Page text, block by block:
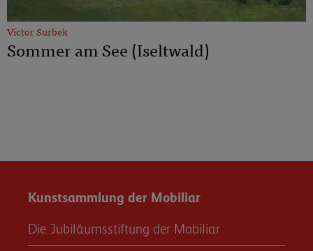
Victor Surbek
Sommer am See (Iseltwald)
Kunstsammlung der Mobiliar
Die Jubiläumsstiftung der Mobiliar